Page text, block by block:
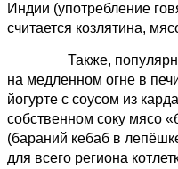
Индии (употребление
считается козлятина,
Также, популярно
на медленном огне в
йогурте с соусом из
собственном соку мясо
(бараний кебаб в
для всего региона